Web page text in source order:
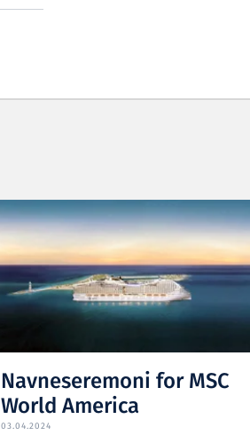
Navneseremoni for MSC
World America
03.04.2024